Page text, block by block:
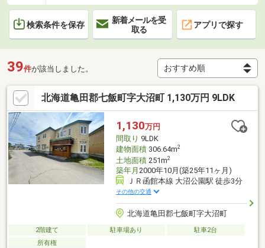
検索条件を保存
新着メールを受
取る
アプリで探す
39件が該当しました。
北海道亀田郡七飯町字大沼町 1,130万円 9LDK
1,130万円
間取り 9LDK
建物面積306.64m2
土地面積251m2
築年月 2000年10月(築25年11ヶ月)
ＪＲ函館本線 大沼公園駅 徒歩3分
その他の交通
北海道亀田郡七飯町字大沼町
2階建て 駐車場あり
駐車2台
所有権